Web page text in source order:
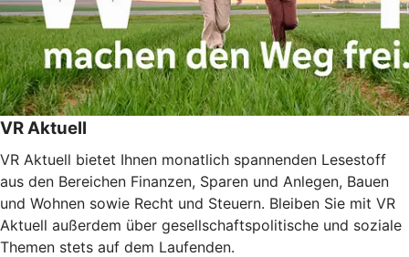
VR Aktuell
VR Aktuell bietet Ihnen monatlich spannenden Lesestoff
aus den Bereichen Finanzen, Sparen und Anlegen, Bauen
und Wohnen sowie Recht und Steuern. Bleiben Sie mit VR
Aktuell außerdem über gesellschaftspolitische und soziale
Themen stets auf dem Laufenden.